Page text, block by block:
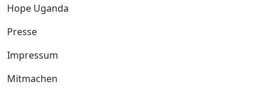
Hope Uganda
Presse
Impressum
Mitmachen